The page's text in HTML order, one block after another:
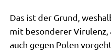
Das ist der Grund,
mit beson­de­rer Viru­lenz,
auch gegen Polen